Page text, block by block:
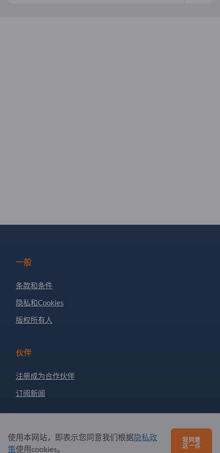
一般
条款和条件
隐私和Cookies
版权所有人
伙伴
注册成为合作伙伴
订阅新闻
问题和回答
使用本网站，即表示您同意我们根据隐私政
策使用cookies。
我同意
这一点